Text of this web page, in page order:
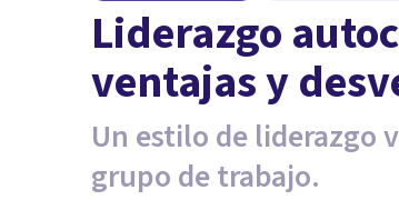
Liderazgo
ventajas y
Un estilo de liderazgo
grupo de trabajo.